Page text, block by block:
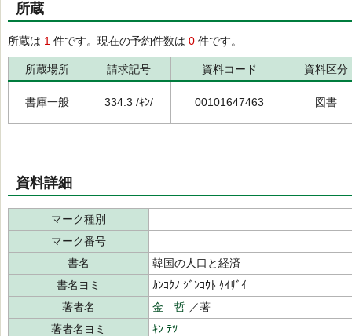
所蔵
所蔵は 1 件です。現在の予約件数は 0 件です。
所蔵場所 請求記号 資料コード 資料区分
書庫一般 334.3 /ｷﾝ/ 00101647463 図書
資料詳細
マーク種別
マーク番号
書名
韓国の人口と経済
書名ヨミ
ｶﾝｺｸﾉ ｼﾞﾝｺｳﾄ ｹｲｻﾞｲ
著者名
金 哲 ／著
著者名ヨミ
ｷﾝ ﾃﾂ